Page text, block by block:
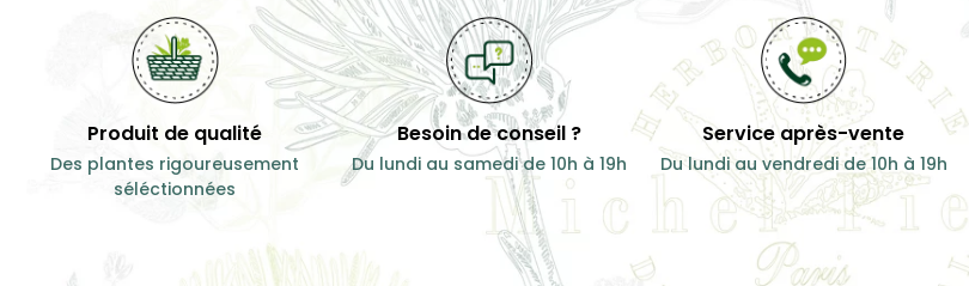
Produit de qualité
Des plantes rigoureusement
séléctionnées
Besoin de conseil ?
Du lundi au samedi de 10h à 19h
Service après-vente
Du lundi au vendredi de 10h à 19h